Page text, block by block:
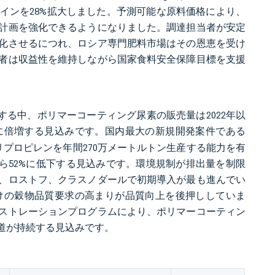
を28%拡大しました。予測可能な原料価格により、
画を強化できるようになりました。調達担当者が安定
させるにつれ、ロシア専門肥料市場はその恩恵を受け
は収益性を維持しながら国家食料安全保障目標を支援
中、ポリマーコーティング尿素の販売量は2022年以
増する見込みです。国内最大の新規開発案件である
ロピレンを年間270万メートルトン生産する能力を有
52%に低下する見込みです。環境規制が排出量を制限
ロストフ、クラスノダールで初期導入が最も進んでい
穀物品質要求の高まりが品質向上を後押ししていま
トレーションプログラムにより、ポリマーコーティン
持続する見込みです。